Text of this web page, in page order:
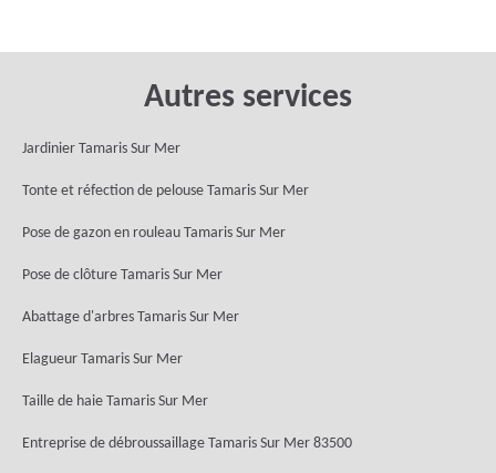
Autres services
Jardinier Tamaris Sur Mer
Tonte et réfection de pelouse Tamaris Sur Mer
Pose de gazon en rouleau Tamaris Sur Mer
Pose de clôture Tamaris Sur Mer
Abattage d'arbres Tamaris Sur Mer
Elagueur Tamaris Sur Mer
Taille de haie Tamaris Sur Mer
Entreprise de débroussaillage Tamaris Sur Mer 83500